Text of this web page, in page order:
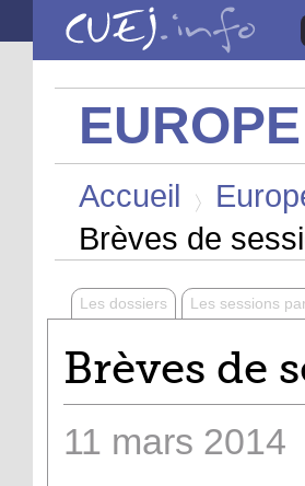
Aller au contenu principal
EUROPE
Accueil
Brèves de
Les dossiers Les sessions
Brèves de
11 mars 2014